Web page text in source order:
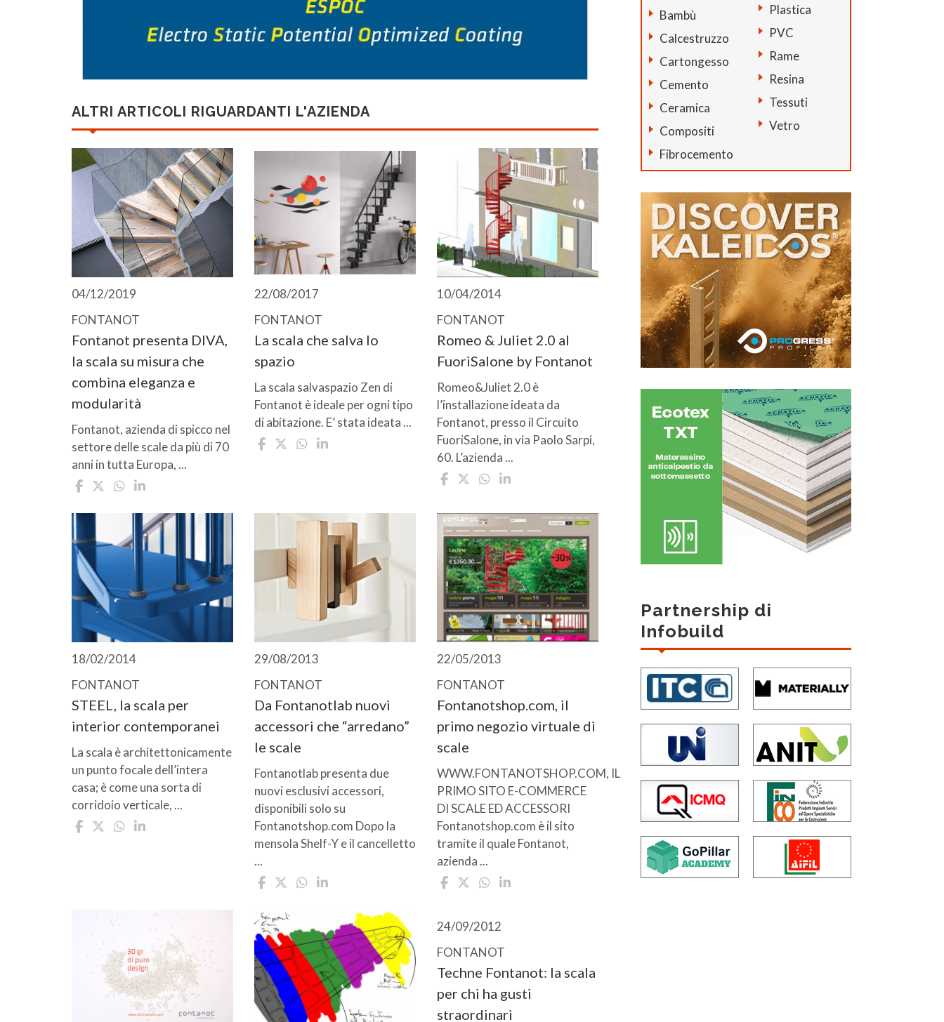
ALTRI ARTICOLI RIGUARDANTI L'AZIENDA
04/12/2019
FONTANOT
Fontanot presenta DIVA,
la scala su misura che
combina eleganza e
modularità
Fontanot, azienda di spicco nel
settore delle scale da più di 70
anni in tutta Europa, ...
22/08/2017
FONTANOT
La scala che salva lo
spazio
La scala salvaspazio Zen di
Fontanot è ideale per ogni tipo
di abitazione. E’ stata ideata ...
10/04/2014
FONTANOT
Romeo & Juliet 2.0 al
FuoriSalone by Fontanot
Romeo&Juliet 2.0 è
l’installazione ideata da
Fontanot, presso il Circuito
FuoriSalone, in via Paolo Sarpi,
60. L’azienda ...
18/02/2014
FONTANOT
STEEL, la scala per
interior contemporanei
La scala è architettonicamente
un punto focale dell’intera
casa; è come una sorta di
corridoio verticale, ...
29/08/2013
FONTANOT
Da Fontanotlab nuovi
accessori che “arredano”
le scale
Fontanotlab presenta due
nuovi esclusivi accessori,
disponibili solo su
Fontanotshop.com Dopo la
mensola Shelf-Y e il cancelletto
...
22/05/2013
FONTANOT
Fontanotshop.com, il
primo negozio virtuale di
scale
WWW.FONTANOTSHOP.COM, IL
PRIMO SITO E-COMMERCE
DI SCALE ED ACCESSORI
Fontanotshop.com è il sito
tramite il quale Fontanot,
azienda ...
24/09/2012
FONTANOT
Techne Fontanot: la scala
per chi ha gusti
straordinari
Bambù
Calcestruzzo
Cartongesso
Cemento
Ceramica
Compositi
Fibrocemento
Plastica
PVC
Rame
Resina
Tessuti
Vetro
Partnership di
Infobuild